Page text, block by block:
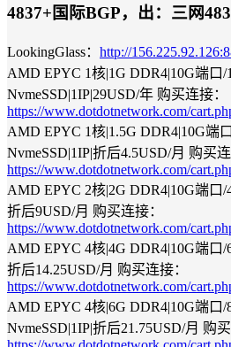
4837+国际BGP，出：三网
LookingGlass： http://
AMD EPYC 1核|1G DDR4|10G端口/
NvmeSSD|1IP|29USD/年 购买连接：
https://www.dotdotnetwork.com/
AMD EPYC 1核|1.5G DDR4|10G端
NvmeSSD|1IP|折后4.5USD/月 购买连
https://www.dotdotnetwork.com/
AMD EPYC 2核|2G DDR4|10G端口/
折后9USD/月 购买连接：
https://www.dotdotnetwork.com/
AMD EPYC 4核|4G DDR4|10G端口/
折后14.25USD/月 购买连接：
https://www.dotdotnetwork.com/
AMD EPYC 4核|6G DDR4|10G端口/
NvmeSSD|1IP|折后21.75USD/月 购买